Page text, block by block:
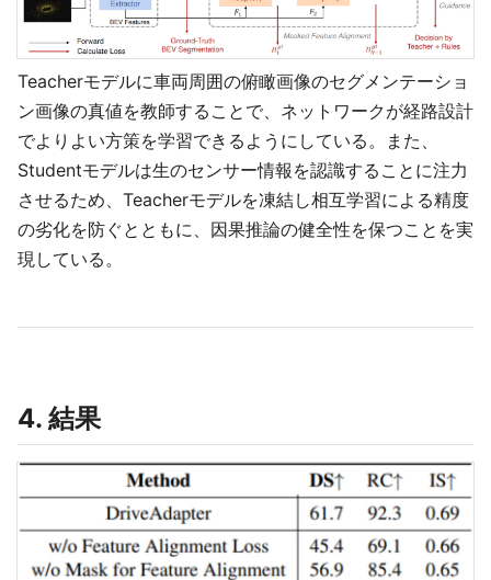
Teacherモデルに車両周囲の俯瞰画像のセグメンテーショ
ン画像の真値を教師することで、ネットワークが経路設計
でよりよい方策を学習できるようにしている。また、
Studentモデルは生のセンサー情報を認識することに注力
させるため、Teacherモデルを凍結し相互学習による精度
の劣化を防ぐとともに、因果推論の健全性を保つことを実
現している。
4. 結果